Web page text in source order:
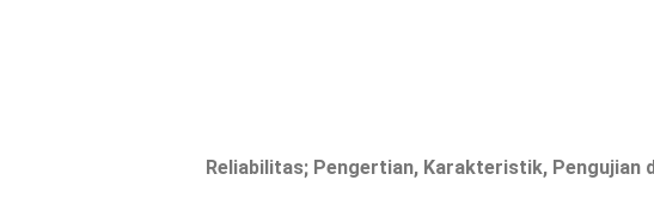
Reliabilitas; Pengertian, Karakteristik, Pengujian